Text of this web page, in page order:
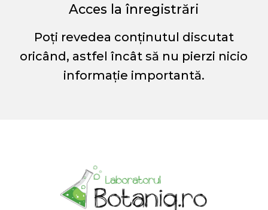
Acces la înregistrări
Poți revedea conținutul discutat
oricând, astfel încât să nu pierzi nicio
informație importantă.